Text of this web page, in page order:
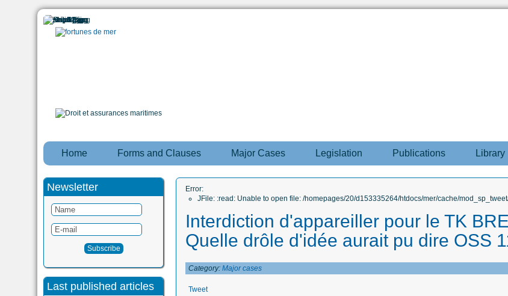
Home Forms and Clauses Major Cases Legislation Publications Library
Newsletter
Last published articles
Error:
JFile: :read: Unable to open file: /homepages/20/d153335264/htdocs/mer/cache/
Interdiction d'appareiller pour le TK
Quelle drôle d'idée aurait pu dire OSS
Category: Major cases
Tweet